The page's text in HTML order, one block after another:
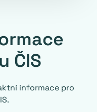
ČIS
informace pro